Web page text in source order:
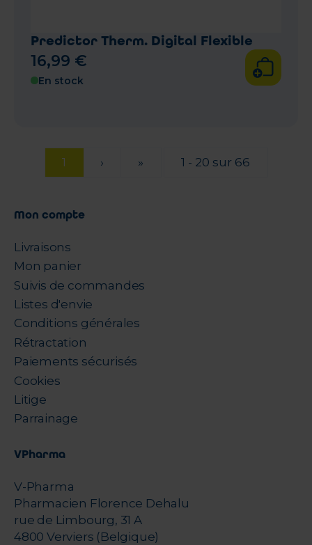
Predictor Therm. Digital Flexible
16,99 €
En stock
1 › » 1 - 20 sur 66
Mon compte
Livraisons
Mon panier
Suivis de commandes
Listes d'envie
Conditions générales
Rétractation
Paiements sécurisés
Cookies
Litige
Parrainage
VPharma
V-Pharma
Pharmacien Florence Dehalu
rue de Limbourg, 31 A
4800 Verviers (Belgique)